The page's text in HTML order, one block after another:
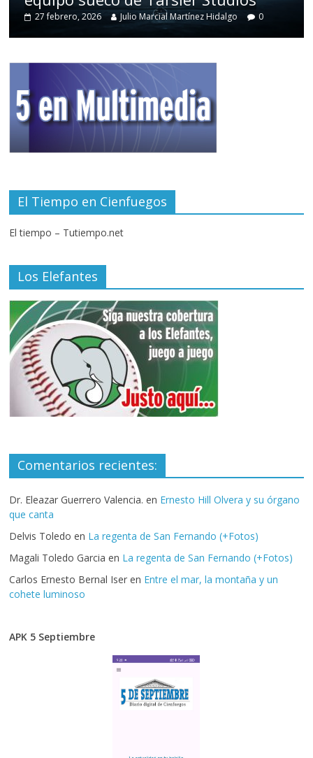
27 febrero, 2026 Julio Marcial Martínez Hidalgo 0
El Tiempo en Cienfuegos
El tiempo – Tutiempo.net
Los Elefantes
Comentarios recientes:
Dr. Eleazar Guerrero Valencia. en Ernesto Hill Olvera y su órgano
que canta
Delvis Toledo en La regenta de San Fernando (+Fotos)
Magali Toledo Garcia en La regenta de San Fernando (+Fotos)
Carlos Ernesto Bernal Iser en Entre el mar, la montaña y un
cohete luminoso
APK 5 Septiembre